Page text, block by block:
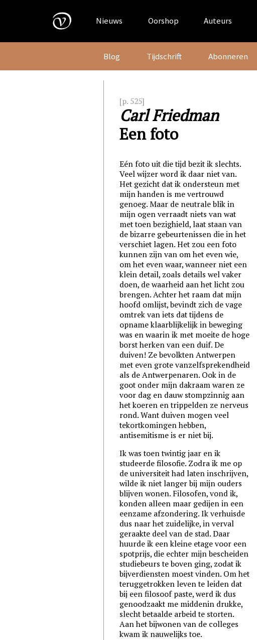
Nieuws Oorshop Auteurs
Blog Tijdschrift Abonneren
[p. 525]
Carl Friedman
Een foto
Eén foto uit die tijd bezit ik slechts.
Veel wijzer word ik daar niet van.
Het gezicht dat ik ondersteun met
mijn handen is me vertrouwd
genoeg. Maar de neutrale blik in
mijn ogen verraadt niets van wat
met toen bezighield, laat staan van
de bizarre gebeurtenissen die in het
verschiet lagen. Het zou een foto
kunnen zijn van om het even wie,
om het even waar, wanneer niet een
klein detail, zoals details wel vaker
doen, de waarheid aan het licht zou
brengen. Achter het raam dat mijn
hoofd omlijst, bevindt zich de vage
omtrek van iets dat tijdens de
opname klaarblijkelijk in beweging
was en waarin ik met moeite de hoge
borst herken van een duif. De
duiven! Ze bevolkten Antwerpen
met even grote vanzelfsprekendheid
als de Antwerpenaren. Ook in de
goot onder mijn dakraam waren ze
voor dag en dauw stompzinnig aan
het koeren en trippelden ze nerveus
rond. Want duiven mogen veel
tekortkomingen hebben,
antisemitisme is er niet bij.
Ik was toen twintig jaar en ik
studeerde filosofie. Zodra ik me op
de universiteit had laten inschrijven,
wilde ik niet langer bij mijn ouders
blijven wonen. Filosofen, vond ik,
konden alleen maar gedijen in een
eenzame afzondering. Ik verhuisde
dus naar het zuidelijke, in verval
geraakte deel van de stad. Daar
huurde ik een kleine etage voor een
spotprijs, die echter mijn bescheiden
studiebeurs te boven ging, zodat ik
bijverdiensten moest vinden. Om het
teruggetrokken leven te leiden dat
bij een filosoof paste, werd ik dus
genoodzaakt me middenin drukke,
slecht betaalde arbeid te storten.
Aan het bijwonen van de colleges
kwam ik nauwelijks toe.